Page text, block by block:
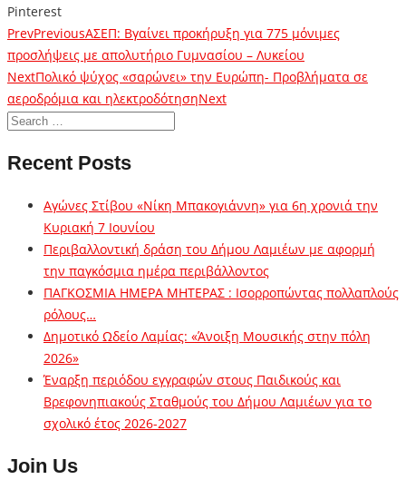
Pinterest
PrevPreviousΑΣΕΠ: Βγαίνει προκήρυξη για 775 μόνιμες
προσλήψεις με απολυτήριο Γυμνασίου – Λυκείου
NextΠολικό ψύχος «σαρώνει» την Ευρώπη- Προβλήματα σε
αεροδρόμια και ηλεκτροδότησηNext
Recent Posts
Αγώνες Στίβου «Νίκη Μπακογιάννη» για 6η χρονιά την
Κυριακή 7 Ιουνίου
Περιβαλλοντική δράση του Δήμου Λαμιέων με αφορμή
την παγκόσμια ημέρα περιβάλλοντος
ΠΑΓΚΟΣΜΙΑ ΗΜΕΡΑ ΜΗΤΕΡΑΣ : Ισορροπώντας πολλαπλούς
ρόλους…
Δημοτικό Ωδείο Λαμίας: «Άνοιξη Μουσικής στην πόλη
2026»
Έναρξη περιόδου εγγραφών στους Παιδικούς και
Βρεφονηπιακούς Σταθμούς του Δήμου Λαμιέων για το
σχολικό έτος 2026-2027
Join Us